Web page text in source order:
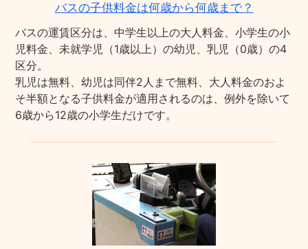
バスの子供料金は何歳から何歳まで？
バスの運賃区分は、中学生以上の大人料金、小学生の小
児料金、未就学児（1歳以上）の幼児、乳児（0歳）の4
区分。
乳児は無料、幼児は同伴2人まで無料、大人料金のおよ
そ半額となる子供料金が適用されるのは、例外を除いて
6歳から12歳の小学生だけです。